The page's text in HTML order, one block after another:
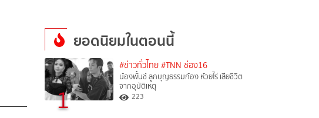
ยอดนิยมในตอนนี้
1
#ข่าวทั่วไทย #TNN ช่อง16
น้องพั้นช์ ลูกบุญธรรมก้อง ห้วยไร่ เสียชีวิต
จากอุบัติเหตุ
223